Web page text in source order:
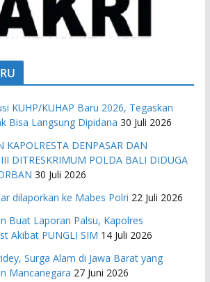
KUHP/KUHAP Baru 2026, Tegaskan
Bisa Langsung Dipidana 30 Juli 2026
KAPOLRESTA DENPASAR DAN
DITRESKRIMUM POLDA BALI DIDUGA
30 Juli 2026
dilaporkan ke Mabes Polri 22 Juli 2026
Buat Laporan Palsu, Kapolres
Akibat PUNGLI SIM 14 Juli 2026
Surga Alam di Jawa Barat yang
Mancanegara 27 Juni 2026